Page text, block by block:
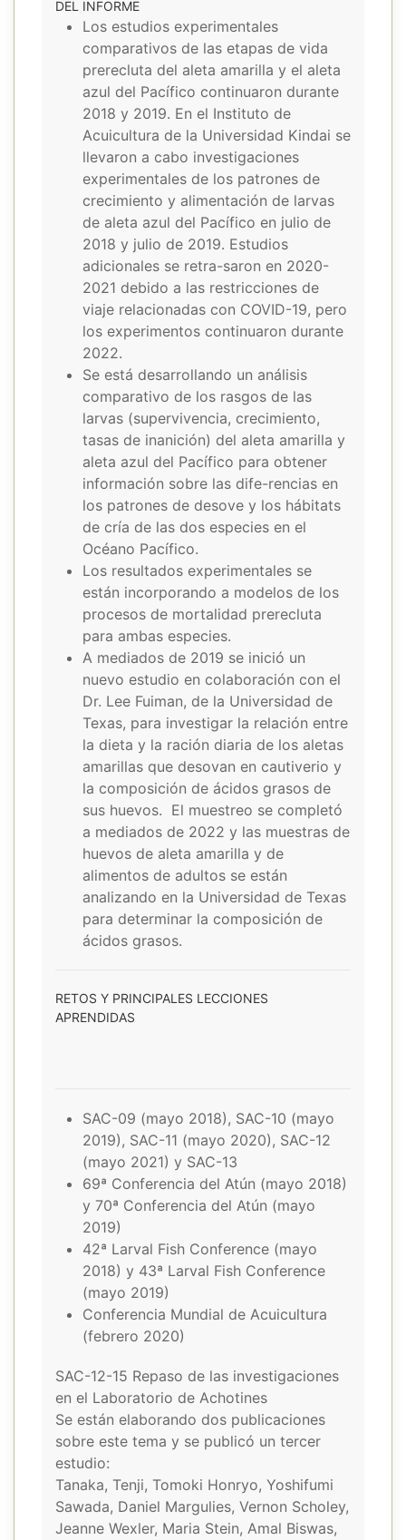
DEL INFORME
Los estudios experimentales
comparativos de las etapas de vida
prerecluta del aleta amarilla y el aleta
azul del Pacífico continuaron durante
2018 y 2019. En el Instituto de
Acuicultura de la Universidad Kindai se
llevaron a cabo investigaciones
experimentales de los patrones de
crecimiento y alimentación de larvas
de aleta azul del Pacífico en julio de
2018 y julio de 2019. Estudios
adicionales se retra-saron en 2020-
2021 debido a las restricciones de
viaje relacionadas con COVID-19, pero
los experimentos continuaron durante
2022.
Se está desarrollando un análisis
comparativo de los rasgos de las
larvas (supervivencia, crecimiento,
tasas de inanición) del aleta amarilla y
aleta azul del Pacífico para obtener
información sobre las dife-rencias en
los patrones de desove y los hábitats
de cría de las dos especies en el
Océano Pacífico.
Los resultados experimentales se
están incorporando a modelos de los
procesos de mortalidad prerecluta
para ambas especies.
A mediados de 2019 se inició un
nuevo estudio en colaboración con el
Dr. Lee Fuiman, de la Universidad de
Texas, para investigar la relación entre
la dieta y la ración diaria de los aletas
amarillas que desovan en cautiverio y
la composición de ácidos grasos de
sus huevos. El muestreo se completó
a mediados de 2022 y las muestras de
huevos de aleta amarilla y de
alimentos de adultos se están
analizando en la Universidad de Texas
para determinar la composición de
ácidos grasos.
RETOS Y PRINCIPALES LECCIONES
APRENDIDAS
SAC-09 (mayo 2018), SAC-10 (mayo
2019), SAC-11 (mayo 2020), SAC-12
(mayo 2021) y SAC-13
69ª Conferencia del Atún (mayo 2018)
y 70ª Conferencia del Atún (mayo
2019)
42ª Larval Fish Conference (mayo
2018) y 43ª Larval Fish Conference
(mayo 2019)
Conferencia Mundial de Acuicultura
(febrero 2020)
SAC-12-15 Repaso de las investigaciones
en el Laboratorio de Achotines
Se están elaborando dos publicaciones
sobre este tema y se publicó un tercer
estudio:
Tanaka, Tenji, Tomoki Honryo, Yoshifumi
Sawada, Daniel Margulies, Vernon Scholey,
Jeanne Wexler, Maria Stein, Amal Biswas,